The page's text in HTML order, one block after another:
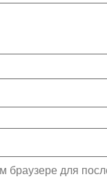
браузере для